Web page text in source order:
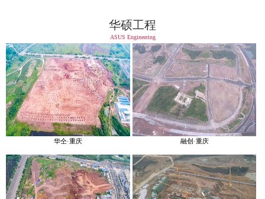
华硕工程
ASUS Engineering
华仝·重庆 融创·重庆